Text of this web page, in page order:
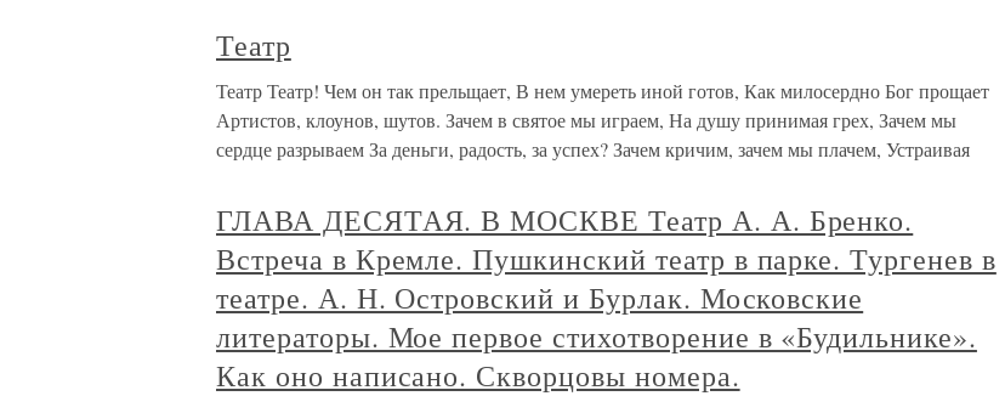
Театр
Театр Театр! Чем он так прельщает, В нем умереть иной готов, Как милосердно Бог прощает
Артистов, клоунов, шутов. Зачем в святое мы играем, На душу принимая грех, Зачем мы
сердце разрываем За деньги, радость, за успех? Зачем кричим, зачем мы плачем, Устраивая
ГЛАВА ДЕСЯТАЯ. В МОСКВЕ Театр А. А. Бренко.
Встреча в Кремле. Пушкинский театр в парке. Тургенев в
театре. А. Н. Островский и Бурлак. Московские
литераторы. Мое первое стихотворение в «Будильнике».
Как оно написано. Скворцовы номера.